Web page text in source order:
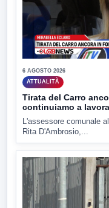
6 AGOSTO 2026
ATTUALITÀ
Tirata del Carro
continuiamo a
L'assessore comunale
Rita D'Ambrosio,...